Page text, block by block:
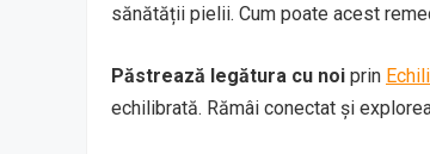
sănătății pielii. Cum poate acest
Păstrează legătura cu noi prin
echilibrată. Rămâi conectat și